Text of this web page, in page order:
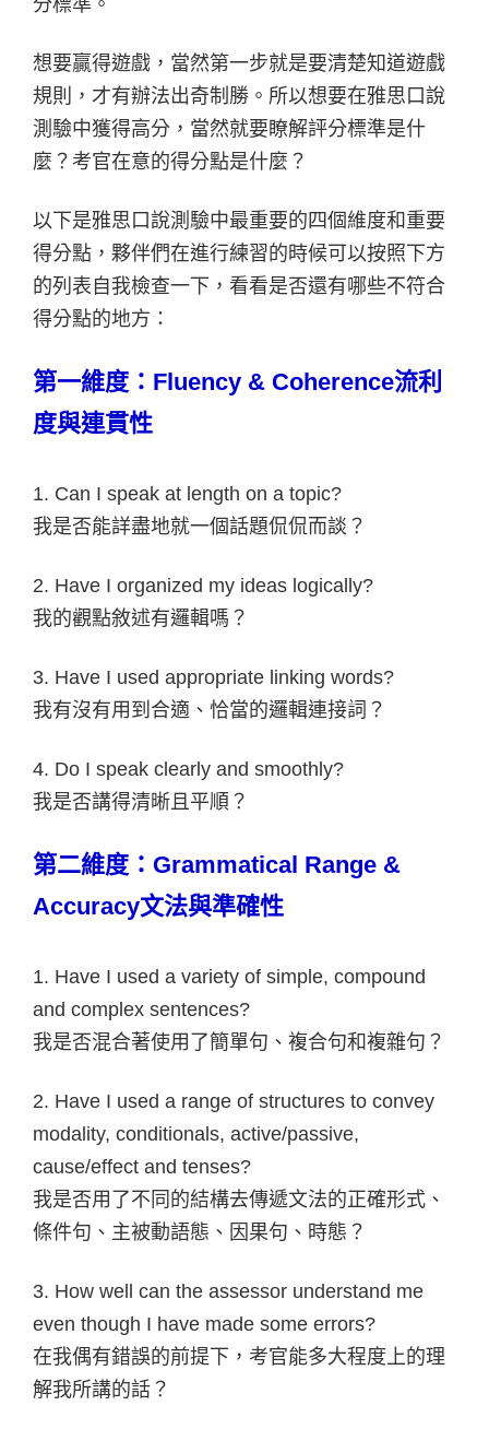
分標準。
想要贏得遊戲，當然第一步就是要清楚知道遊戲
規則，才有辦法出奇制勝。所以想要在雅思口說
測驗中獲得高分，當然就要瞭解評分標準是什
麼？考官在意的得分點是什麼？
以下是雅思口說測驗中最重要的四個維度和重要
得分點，夥伴們在進行練習的時候可以按照下方
的列表自我檢查一下，看看是否還有哪些不符合
得分點的地方：
第一維度：Fluency & Coherence流利
度與連貫性
1. Can I speak at length on a topic?
我是否能詳盡地就一個話題侃侃而談？
2. Have I organized my ideas logically?
我的觀點敘述有邏輯嗎？
3. Have I used appropriate linking words?
我有沒有用到合適、恰當的邏輯連接詞？
4. Do I speak clearly and smoothly?
我是否講得清晰且平順？
第二維度：Grammatical Range &
Accuracy文法與準確性
1. Have I used a variety of simple, compound
and complex sentences?
我是否混合著使用了簡單句、複合句和複雜句？
2. Have I used a range of structures to convey
modality, conditionals, active/passive,
cause/effect and tenses?
我是否用了不同的結構去傳遞文法的正確形式、
條件句、主被動語態、因果句、時態？
3. How well can the assessor understand me
even though I have made some errors?
在我偶有錯誤的前提下，考官能多大程度上的理
解我所講的話？